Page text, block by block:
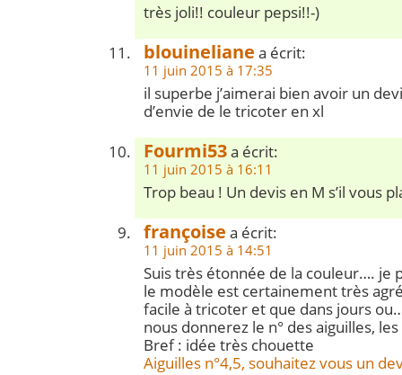
très joli!! couleur pepsi!!-)
blouineliane a écrit:
11 juin 2015 à 17:35
il superbe j’aimerai bien avoir un
d’envie de le tricoter en xl
Fourmi53a écrit:
11 juin 2015 à 16:11
Trop beau ! Un devis en M s’il vous
françoise a écrit:
11 juin 2015 à 14:51
Suis très étonnée de la couleur…. je
le modèle est certainement très
facile à tricoter et que dans jours
nous donnerez le n° des aiguilles,
Bref : idée très chouette
Aiguilles n°4,5, souhaitez vous un